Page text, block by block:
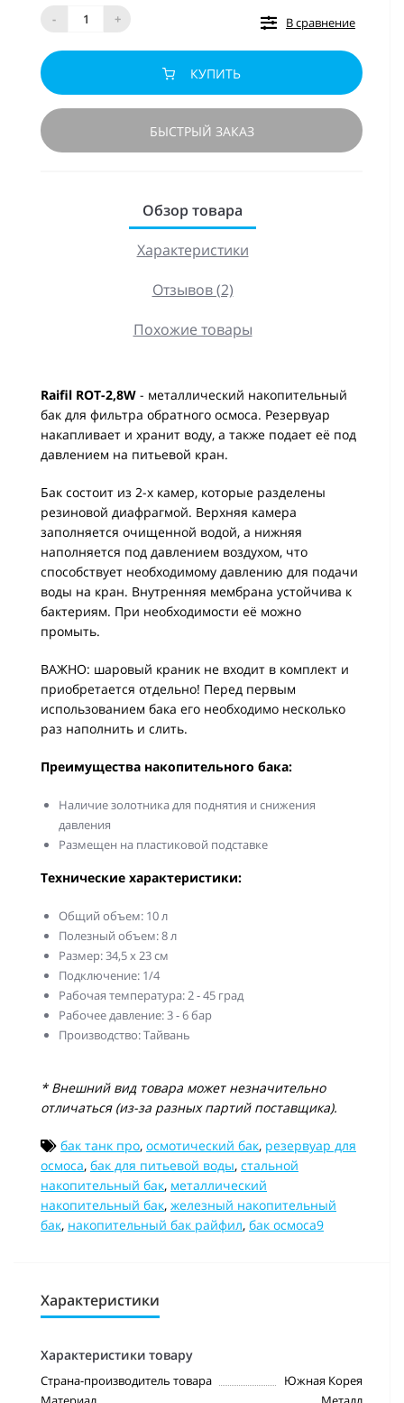
-
+
В сравнение
КУПИТЬ
БЫСТРЫЙ ЗАКАЗ
Обзор товара
Характеристики
Отзывов (2)
Похожие товары
Raifil ROT-2,8W - металлический накопительный
бак для фильтра обратного осмоса. Резервуар
накапливает и хранит воду, а также подает её под
давлением на питьевой кран.
Бак состоит из 2-х камер, которые разделены
резиновой диафрагмой. Верхняя камера
заполняется очищенной водой, а нижняя
наполняется под давлением воздухом, что
способствует необходимому давлению для подачи
воды на кран. Внутренняя мембрана устойчива к
бактериям. При необходимости её можно
промыть.
ВАЖНО: шаровый краник не входит в комплект и
приобретается отдельно! Перед первым
использованием бака его необходимо несколько
раз наполнить и слить.
Преимущества накопительного бака:
Наличие золотника для поднятия и снижения
давления
Размещен на пластиковой подставке
Технические характеристики:
Общий объем: 10 л
Полезный объем: 8 л
Размер: 34,5 х 23 см
Подключение: 1/4
Рабочая температура: 2 - 45 град
Рабочее давление: 3 - 6 бар
Производство: Тайвань
* Внешний вид товара может незначительно
отличаться (из-за разных партий поставщика).
бак танк про, осмотический бак, резервуар для
осмоса, бак для питьевой воды, стальной
накопительный бак, металлический
накопительный бак, железный накопительный
бак, накопительный бак райфил, бак осмоса9
Характеристики
Характеристики товару
Страна-производитель товара
Южная Корея